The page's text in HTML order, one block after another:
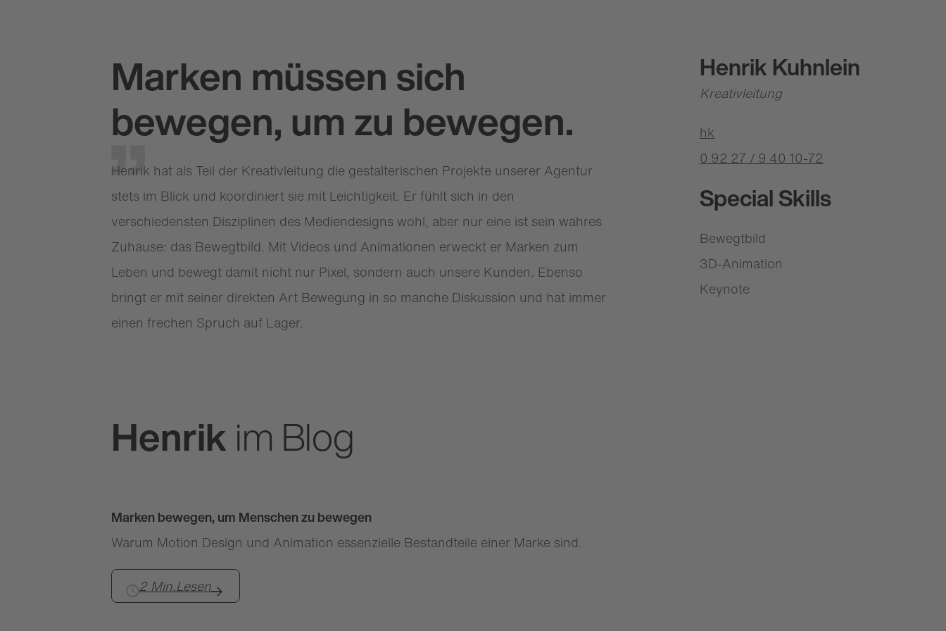
Henrik Kuhnlein
Kreativleitung
hk
0 92 27 / 9 40 10-72
Special Skills
Bewegtbild
3D-Animation
Keynote
Marken müssen sich
bewegen, um zu bewegen.
Henrik hat als Teil der Kreativleitung die gestalterischen Projekte unserer Agentur
stets im Blick und koordiniert sie mit Leichtigkeit. Er fühlt sich in den
verschiedensten Disziplinen des Mediendesigns wohl, aber nur eine ist sein wahres
Zuhause: das Bewegtbild. Mit Videos und Animationen erweckt er Marken zum
Leben und bewegt damit nicht nur Pixel, sondern auch unsere Kunden. Ebenso
bringt er mit seiner direkten Art Bewegung in so manche Diskussion und hat immer
einen frechen Spruch auf Lager.
Henrik im Blog
Marken bewegen, um Menschen zu bewegen
Warum Motion Design und Animation essenzielle Bestandteile einer Marke sind.
2 Min.Lesen